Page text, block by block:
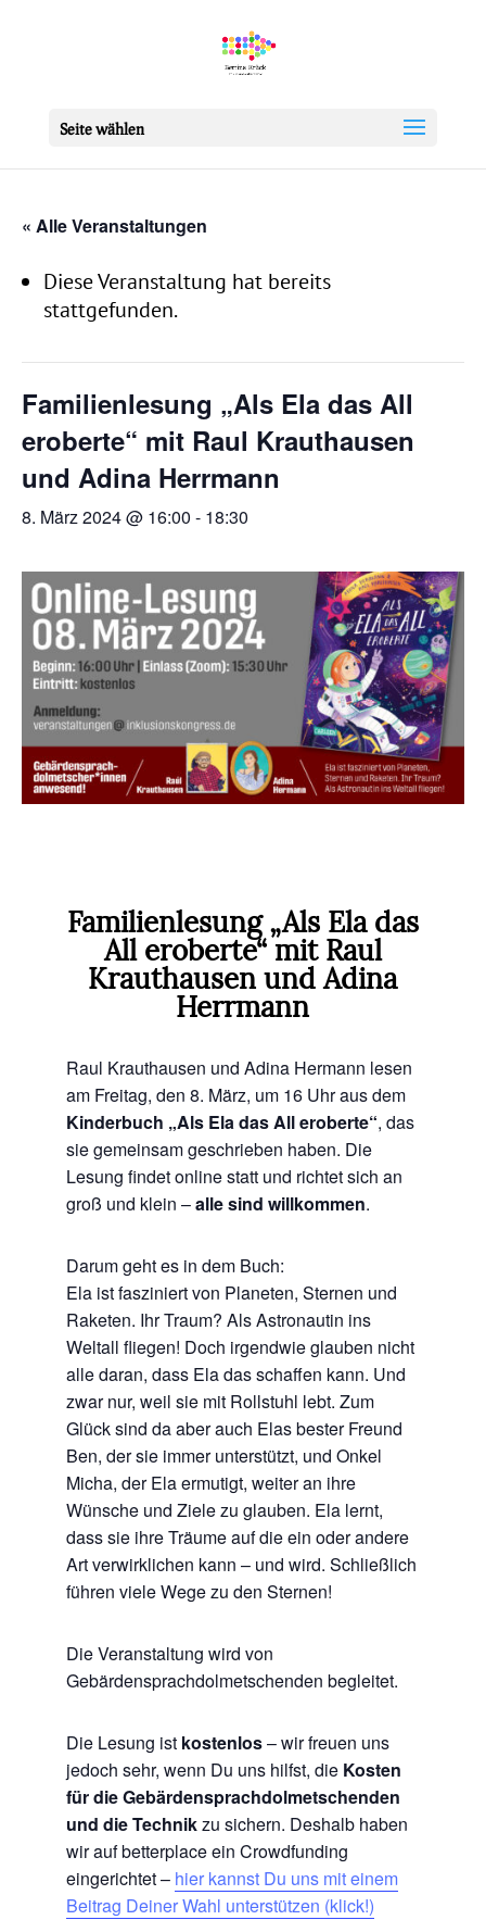
Seite wählen
« Alle Veranstaltungen
Diese Veranstaltung hat bereits
stattgefunden.
Familienlesung „Als Ela das All
eroberte“ mit Raul Krauthausen
und Adina Herrmann
8. März 2024 @ 16:00 - 18:30
Familienlesung „Als Ela das
All eroberte“ mit Raul
Krauthausen und Adina
Herrmann
Raul Krauthausen und Adina Hermann lesen
am Freitag, den 8. März, um 16 Uhr aus dem
Kinderbuch „Als Ela das All eroberte“, das
sie gemeinsam geschrieben haben. Die
Lesung findet online statt und richtet sich an
groß und klein –alle sind willkommen.
Darum geht es in dem Buch:
Ela ist fasziniert von Planeten, Sternen und
Raketen. Ihr Traum? Als Astronautin ins
Weltall fliegen! Doch irgendwie glauben nicht
alle daran, dass Ela das schaffen kann. Und
zwar nur, weil sie mit Rollstuhl lebt. Zum
Glück sind da aber auch Elas bester Freund
Ben, der sie immer unterstützt, und Onkel
Micha, der Ela ermutigt, weiter an ihre
Wünsche und Ziele zu glauben. Ela lernt,
dass sie ihre Träume auf die ein oder andere
Art verwirklichen kann – und wird. Schließlich
führen viele Wege zu den Sternen!
Die Veranstaltung wird von
Gebärdensprachdolmetschenden begleitet.
Die Lesung ist kostenlos– wir freuen uns
jedoch sehr, wenn Du uns hilfst, die Kosten
für die Gebärdensprachdolmetschenden
und die Technikzu sichern. Deshalb haben
wir auf betterplace ein Crowdfunding
eingerichtet – hier kannst Du uns mit einem
Beitrag Deiner Wahl unterstützen (klick!)